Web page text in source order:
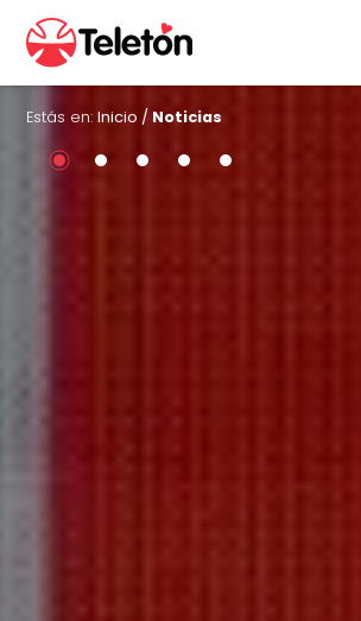
Estás en:Inicio / Noticias